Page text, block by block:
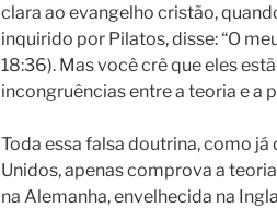
clara ao evangelho cristão,
inquirido por Pilatos, disse: “O
18:36). Mas você crê que eles
incongruências entre a teoria e a
Toda essa falsa doutrina, como
Unidos, apenas comprova a
na Alemanha, envelhecida na